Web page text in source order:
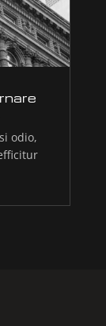
odio,